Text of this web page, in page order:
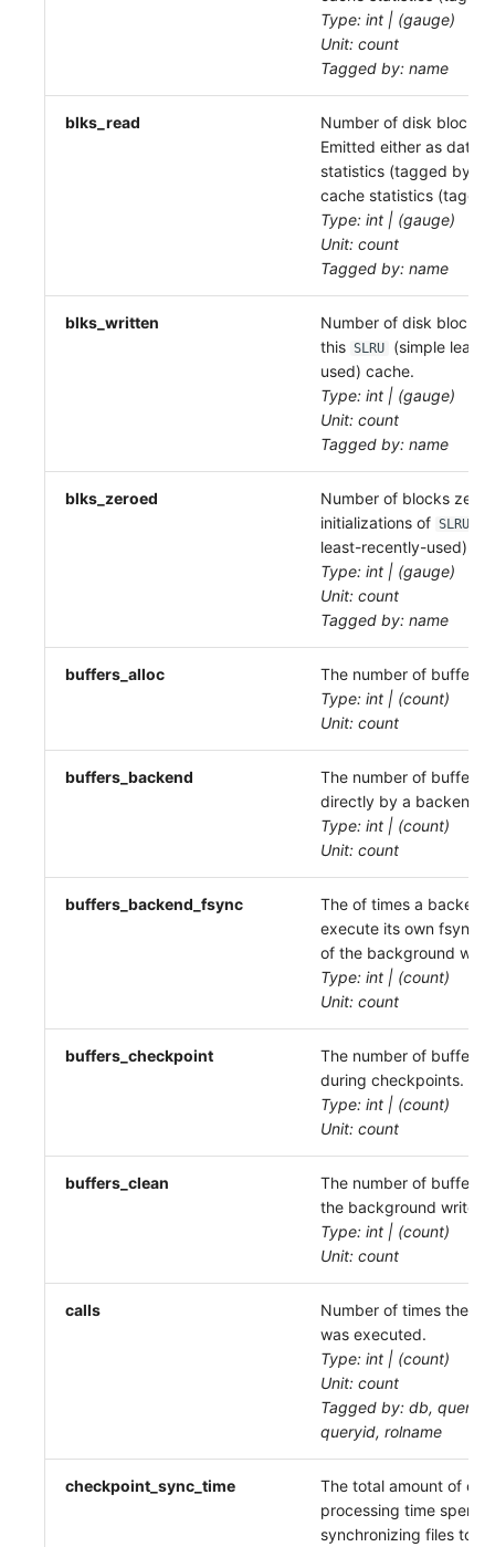
Type: int | (gauge)
Unit: count
Tagged by: name
blks_read
Number of disk blocks
Emitted either as
statistics (tagged by
cache statistics
Type: int | (gauge)
Unit: count
Tagged by: name
blks_written
Number of disk blocks
this SLRU
(simple
used) cache.
Type: int | (gauge)
Unit: count
Tagged by: name
blks_zeroed
Number of blocks
initializations of SLRU
least-recently-used)
Type: int | (gauge)
Unit: count
Tagged by: name
buffers_alloc
The number of buffers
Type: int | (count)
Unit: count
buffers_backend
The number of buffers
directly by a backend.
Type: int | (count)
Unit: count
buffers_backend_fsync
The of times a
execute its own fsync
of the background
Type: int | (count)
Unit: count
buffers_checkpoint
The number of buffers
during checkpoints.
Type: int | (count)
Unit: count
buffers_clean
The number of buffers
the background writer.
Type: int | (count)
Unit: count
calls
Number of times the
was executed.
Type: int | (count)
Unit: count
Tagged by: db,
queryid, rolname
checkpoint_sync_time
The total amount of
processing time spent
synchronizing files to